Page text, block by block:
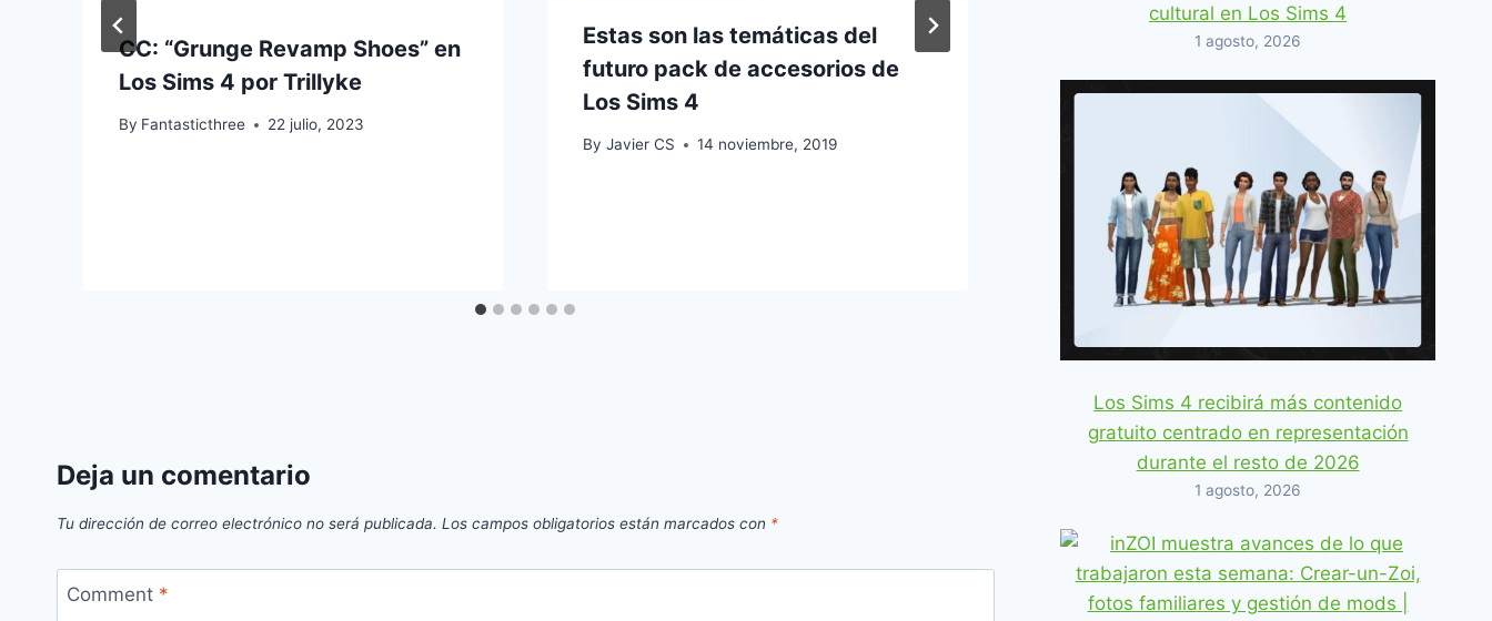
CC: “Grunge Revamp Shoes” en
Los Sims 4 por Trillyke
By Fantasticthree 22 julio, 2023
Estas son las temáticas del
futuro pack de accesorios de
Los Sims 4
By Javier CS 14 noviembre, 2019
Cómo deshabilitar / habilitar los
caprichos de Los Sims
Ryukitzu 3 diciembre, 2018
Deja un comentario
Tu dirección de correo electrónico no será publicada. Los campos obligatorios están marcados con *
Comment *
cultural en Los Sims 4
1 agosto, 2026
Los Sims 4 recibirá más contenido
gratuito centrado en representación
durante el resto de 2026
1 agosto, 2026